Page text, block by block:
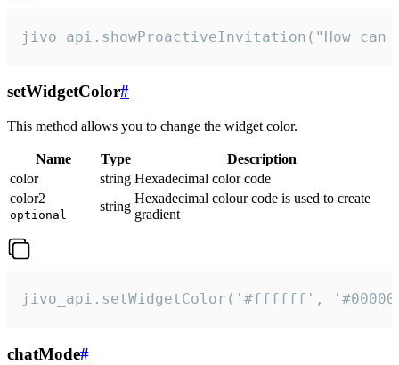
jivo_api.showProactiveInvitation("How
setWidgetColor#
This method allows you to change the widget color.
Name Type
Description
color
string Hexadecimal color code
color2
optional
string
Hexadecimal colour code is used to create
gradient
jivo_api.setWidgetColor('#ffffff',
chatMode#